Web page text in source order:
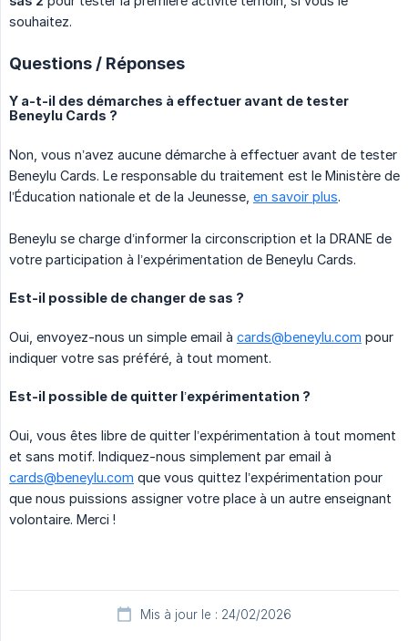
souhaitez.
Questions / Réponses
Y a-t-il des démarches à effectuer avant de tester
Beneylu Cards ?
Non, vous n’avez aucune démarche à effectuer avant de tester
Beneylu Cards. Le responsable du traitement est le Ministère de
l’Éducation nationale et de la Jeunesse, en savoir plus.
Beneylu se charge d’informer la circonscription et la DRANE de
votre participation à l’expérimentation de Beneylu Cards.
Est-il possible de changer de sas ?
Oui, envoyez-nous un simple email à cards@beneylu.com pour
indiquer votre sas préféré, à tout moment.
Est-il possible de quitter l’expérimentation ?
Oui, vous êtes libre de quitter l’expérimentation à tout moment
et sans motif. Indiquez-nous simplement par email à
cards@beneylu.com que vous quittez l’expérimentation pour
que nous puissions assigner votre place à un autre enseignant
volontaire. Merci !
Mis à jour le : 24/02/2026